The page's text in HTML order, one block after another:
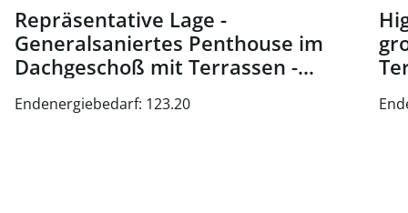
Repräsentative Lage -
Generalsaniertes Penthouse im
Dachgeschoß mit Terrassen -
kaufen in 1010 Wien
Endenergiebedarf: 123.20